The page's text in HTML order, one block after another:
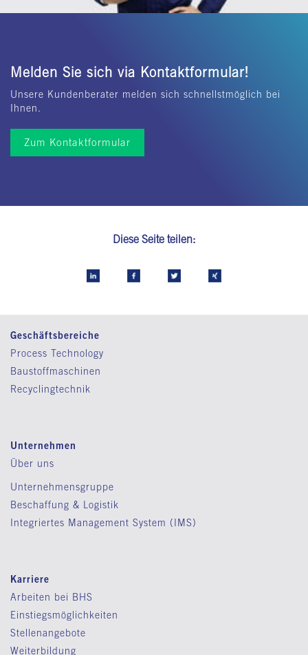
Melden Sie sich via Kontaktformular!
Unsere Kundenberater melden sich schnellstmöglich bei
Ihnen.
Zum Kontaktformular
Diese Seite teilen:
Geschäftsbereiche
Process Technology
Baustoffmaschinen
Recyclingtechnik
Unternehmen
Über uns
Unternehmensgruppe
Beschaffung & Logistik
Integriertes Management System (IMS)
Karriere
Arbeiten bei BHS
Einstiegsmöglichkeiten
Stellenangebote
Weiterbildung